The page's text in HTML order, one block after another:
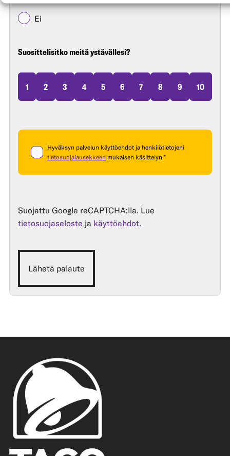
Ei
Suosittelisitko meitä ystävällesi?
10
9
8
7
6
5
4
3
2
1
Hyväksyn palvelun käyttöehdot ja henkilötietojeni
tietosuojalausekkeen mukaisen käsittelyn *
Suojattu Google reCAPTCHA:lla. Lue
tietosuojaseloste ja käyttöehdot.